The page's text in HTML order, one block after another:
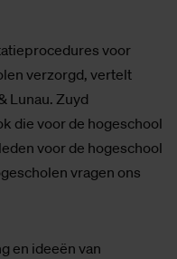
voor
verzorgd, vertelt
Lunau. Zuyd
die voor de hogeschool
voor de hogeschool
vragen ons
en ideeën van